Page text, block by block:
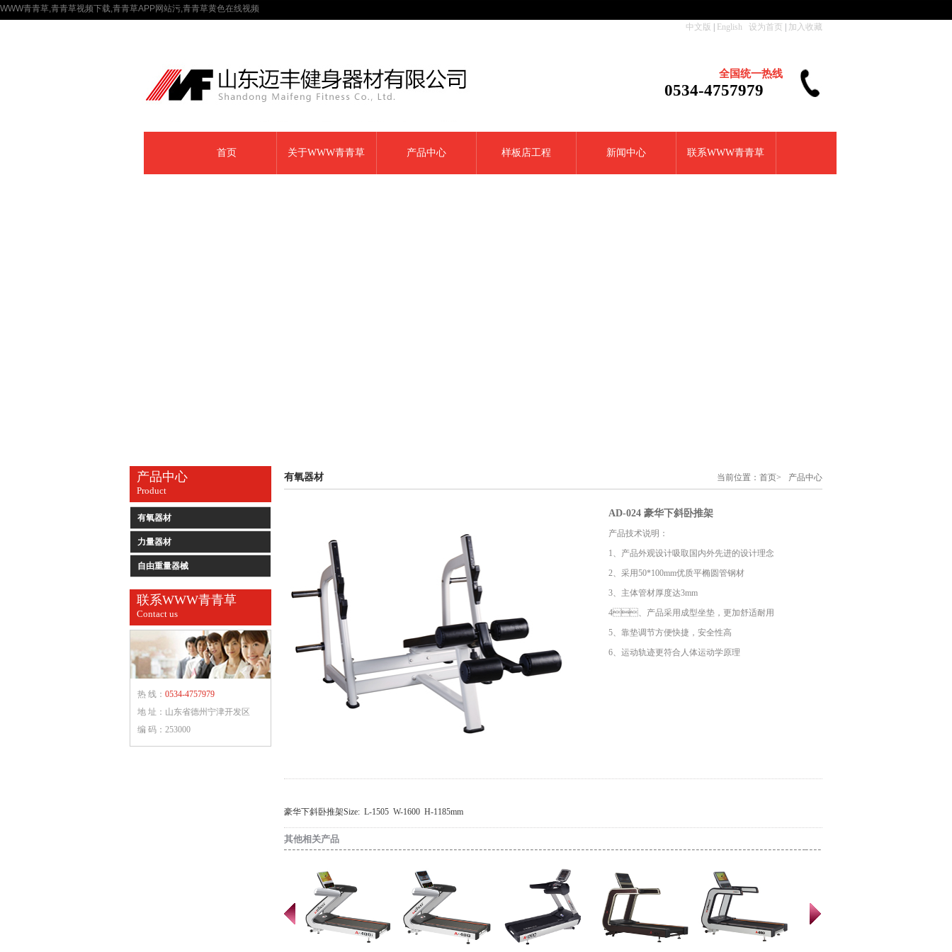
WWW青青草,青青草视频下载,青青草APP网站污,青青草黄色在线视频
设为首页
加入收藏
中文版 English
全国统一热线
0534-4757979
首页 关于WWW青青草 产品中心 样板店工程 新闻中心 联系WWW青青草
产品中心
Product
有氧器材
力量器材
自由重量器械
联系WWW青青草
Contact us
热 线： 0534-4757979
地 址：山东省德州宁津开发区
编 码：253000
产品中心
当前位置： 首页>
有氧器材
AD-024 豪华下斜卧推架
产品技术说明：
1、产品外观设计吸取国内外先进的设计理念
2、采用50*100mm优质平椭圆管钢材
3、主体管材厚度达3mm
4、产品采用成型坐垫，更加舒适耐用
5、靠垫调节方便快捷，安全性高
6、运动轨迹更符合人体运动学原理
豪华下斜卧推架Size: L-1505 W-1600 H-1185mm
其他相关产品